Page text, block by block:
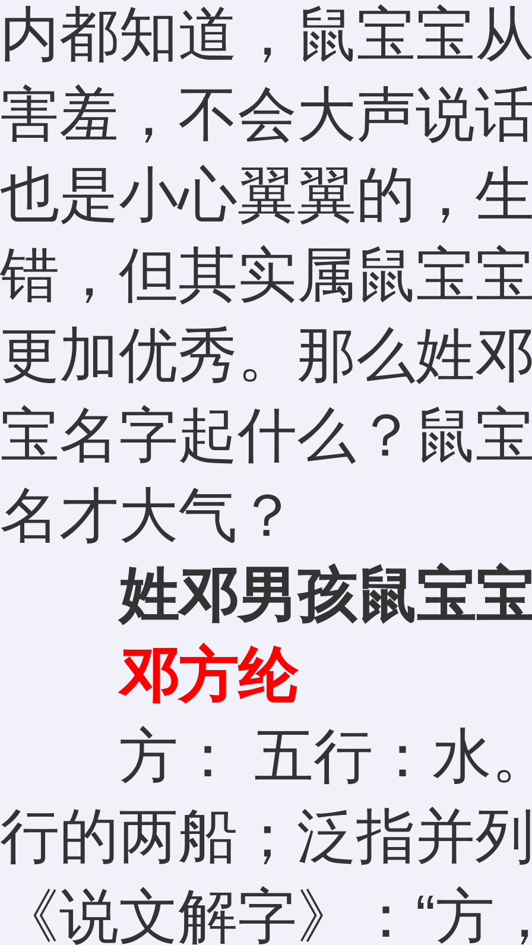
内都知道，鼠宝宝
害羞，不会大声说
也是小心翼翼的，
错，但其实属鼠宝
更加优秀。那么姓
宝名字起什么？鼠
名才大气？
姓邓男孩鼠宝
邓方纶
方： 五行：水
行的两船；泛指并
《说文解字》：“方